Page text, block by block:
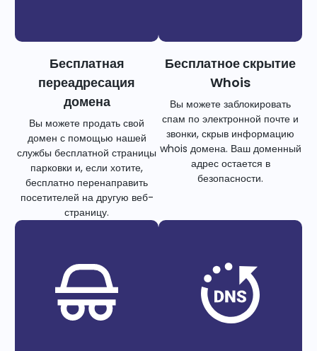
Бесплатная
переадресация
домена
Вы можете продать свой
домен с помощью нашей
службы бесплатной страницы
парковки и, если хотите,
бесплатно перенаправить
посетителей на другую веб-
страницу.
Бесплатное скрытие
Whois
Вы можете заблокировать
спам по электронной почте и
звонки, скрыв информацию
whois домена. Ваш доменный
адрес остается в
безопасности.